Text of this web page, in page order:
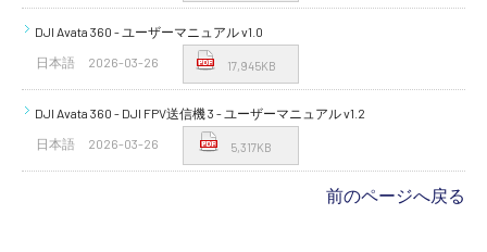
DJI Avata 360 - ユーザーマニュアル v1.0
日本語
2026-03-26 17,945KB
DJI Avata 360 - DJI FPV送信機 3 - ユーザーマニュアル v1.2
日本語
2026-03-26 5,317KB
前のページへ戻る